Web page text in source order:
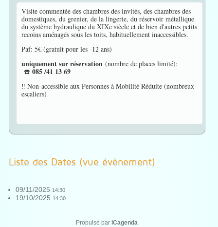
Visite commentée des chambres des invités, des chambres des
domestiques, du grenier, de la lingerie, du réservoir métallique
du système hydraulique du XIXe siècle et de bien d'autres petits
recoins aménagés sous les toits, habituellement inaccessibles.
Paf: 5€ (gratuit pour les -12 ans)
uniquement sur réservation(nombre de places limité):
☎️ 085 /41 13 69
‼️ Non-accessible aux Personnes à Mobilité Réduite (nombreux
escaliers)
Liste des Dates (vue évènement)
09/11/2025 14:30
19/10/2025 14:30
Propulsé par iCagenda